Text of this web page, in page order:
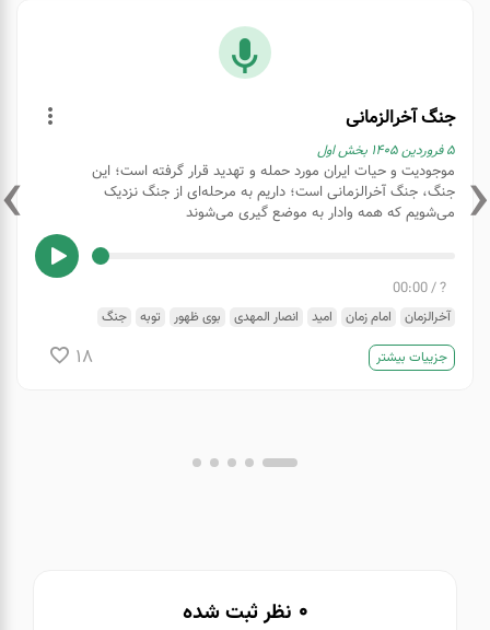
جنگ آخرالزمانی
۵ فروردین ۱۴۰۵ بخش اول
موجودیت و حیات ایران مورد حمله و تهدید قرار گرفته است؛ این
جنگ، جنگ آخرالزمانی است؛ داریم به مرحله‌ای از جنگ نزدیک
می‌شویم که همه وادار به موضع گیری می‌شوند
?
/
00:00
آخرالزمان امام زمان امید انصار المهدی بوی ظهور توبه
جنگ
حق و باطل
ظهور
جزییات بیشتر 18
‹
›
0 نظر ثبت شده